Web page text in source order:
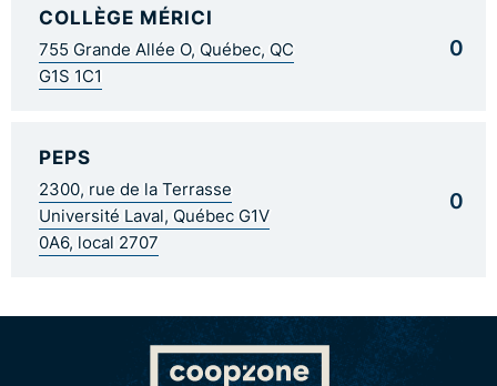
COLLÈGE MÉRICI
755 Grande Allée O, Québec, QC
G1S 1C1
0
PEPS
2300, rue de la Terrasse
Université Laval, Québec G1V
0A6, local 2707
0